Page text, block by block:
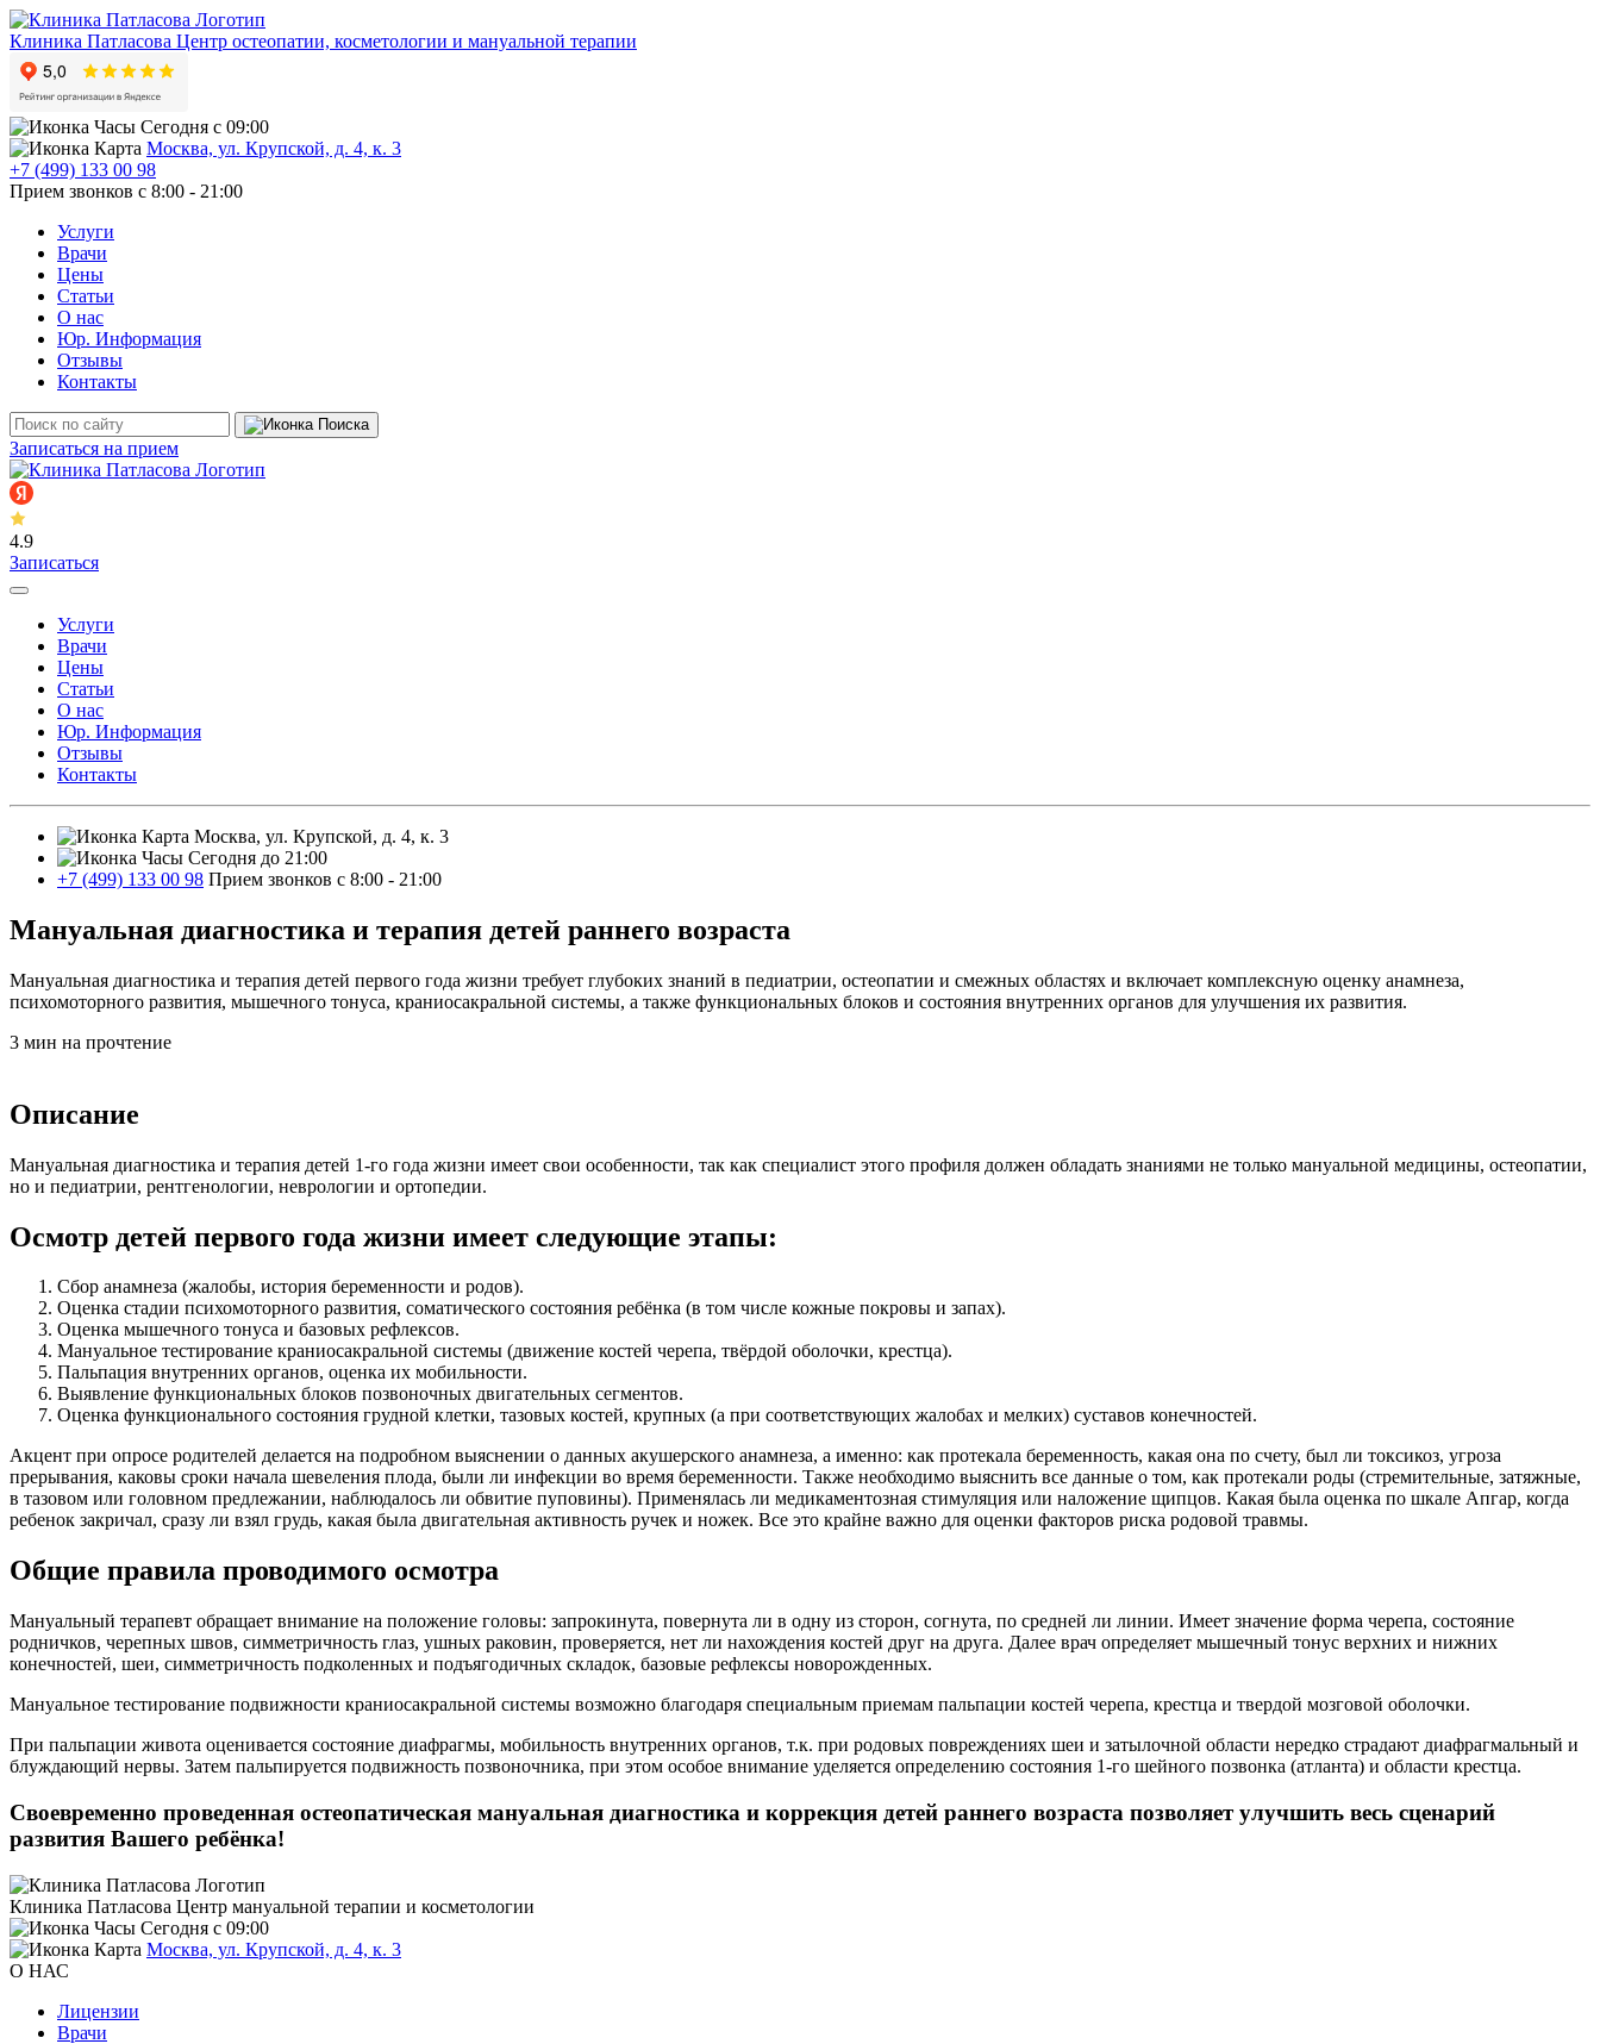
Клиника Патласова Центр остеопатии, косметологии и мануальной терапии
Сегодня с 09:00
Москва, ул. Крупской, д. 4, к. 3
+7 (499) 133 00 98
Прием звонков с 8:00 - 21:00
Услуги
Врачи
Цены
Статьи
О нас
Юр. Информация
Отзывы
Контакты
Записаться на прием
4.9
Записаться
Услуги
Врачи
Цены
Статьи
О нас
Юр. Информация
Отзывы
Контакты
Москва, ул. Крупской, д. 4, к. 3
Сегодня до 21:00
+7 (499) 133 00 98 Прием звонков с 8:00 - 21:00
Мануальная диагностика и терапия детей раннего возраста
Мануальная диагностика и терапия детей первого года жизни требует глубоких знаний в педиатрии, остеопатии и смежных областях и включает комплексную оценку анамнеза,
психомоторного развития, мышечного тонуса, краниосакральной системы, а также функциональных блоков и состояния внутренних органов для улучшения их развития.
3 мин на прочтение
Описание
Мануальная диагностика и терапия детей 1-го года жизни имеет свои особенности, так как специалист этого профиля должен обладать знаниями не только мануальной медицины, остеопатии,
но и педиатрии, рентгенологии, неврологии и ортопедии.
Осмотр детей первого года жизни имеет следующие этапы:
Сбор анамнеза (жалобы, история беременности и родов).
Оценка стадии психомоторного развития, соматического состояния ребёнка (в том числе кожные покровы и запах).
Оценка мышечного тонуса и базовых рефлексов.
Мануальное тестирование краниосакральной системы (движение костей черепа, твёрдой оболочки, крестца).
Пальпация внутренних органов, оценка их мобильности.
Выявление функциональных блоков позвоночных двигательных сегментов.
Оценка функционального состояния грудной клетки, тазовых костей, крупных (а при соответствующих жалобах и мелких) суставов конечностей.
Акцент при опросе родителей делается на подробном выяснении о данных акушерского анамнеза, а именно: как протекала беременность, какая она по счету, был ли токсикоз, угроза
прерывания, каковы сроки начала шевеления плода, были ли инфекции во время беременности. Также необходимо выяснить все данные о том, как протекали роды (стремительные, затяжные,
в тазовом или головном предлежании, наблюдалось ли обвитие пуповины). Применялась ли медикаментозная стимуляция или наложение щипцов. Какая была оценка по шкале Апгар, когда
ребенок закричал, сразу ли взял грудь, какая была двигательная активность ручек и ножек. Все это крайне важно для оценки факторов риска родовой травмы.
Общие правила проводимого осмотра
Мануальный терапевт обращает внимание на положение головы: запрокинута, повернута ли в одну из сторон, согнута, по средней ли линии. Имеет значение форма черепа, состояние
родничков, черепных швов, симметричность глаз, ушных раковин, проверяется, нет ли нахождения костей друг на друга. Далее врач определяет мышечный тонус верхних и нижних
конечностей, шеи, симметричность подколенных и подъягодичных складок, базовые рефлексы новорожденных.
Мануальное тестирование подвижности краниосакральной системы возможно благодаря специальным приемам пальпации костей черепа, крестца и твердой мозговой оболочки.
При пальпации живота оценивается состояние диафрагмы, мобильность внутренних органов, т.к. при родовых повреждениях шеи и затылочной области нередко страдают диафрагмальный и
блуждающий нервы. Затем пальпируется подвижность позвоночника, при этом особое внимание уделяется определению состояния 1-го шейного позвонка (атланта) и области крестца.
Своевременно проведенная остеопатическая мануальная диагностика и коррекция детей раннего возраста позволяет улучшить весь сценарий
развития Вашего ребёнка!
Клиника Патласова Центр мануальной терапии и косметологии
Сегодня с 09:00
Москва, ул. Крупской, д. 4, к. 3
О НАС
Лицензии
Врачи